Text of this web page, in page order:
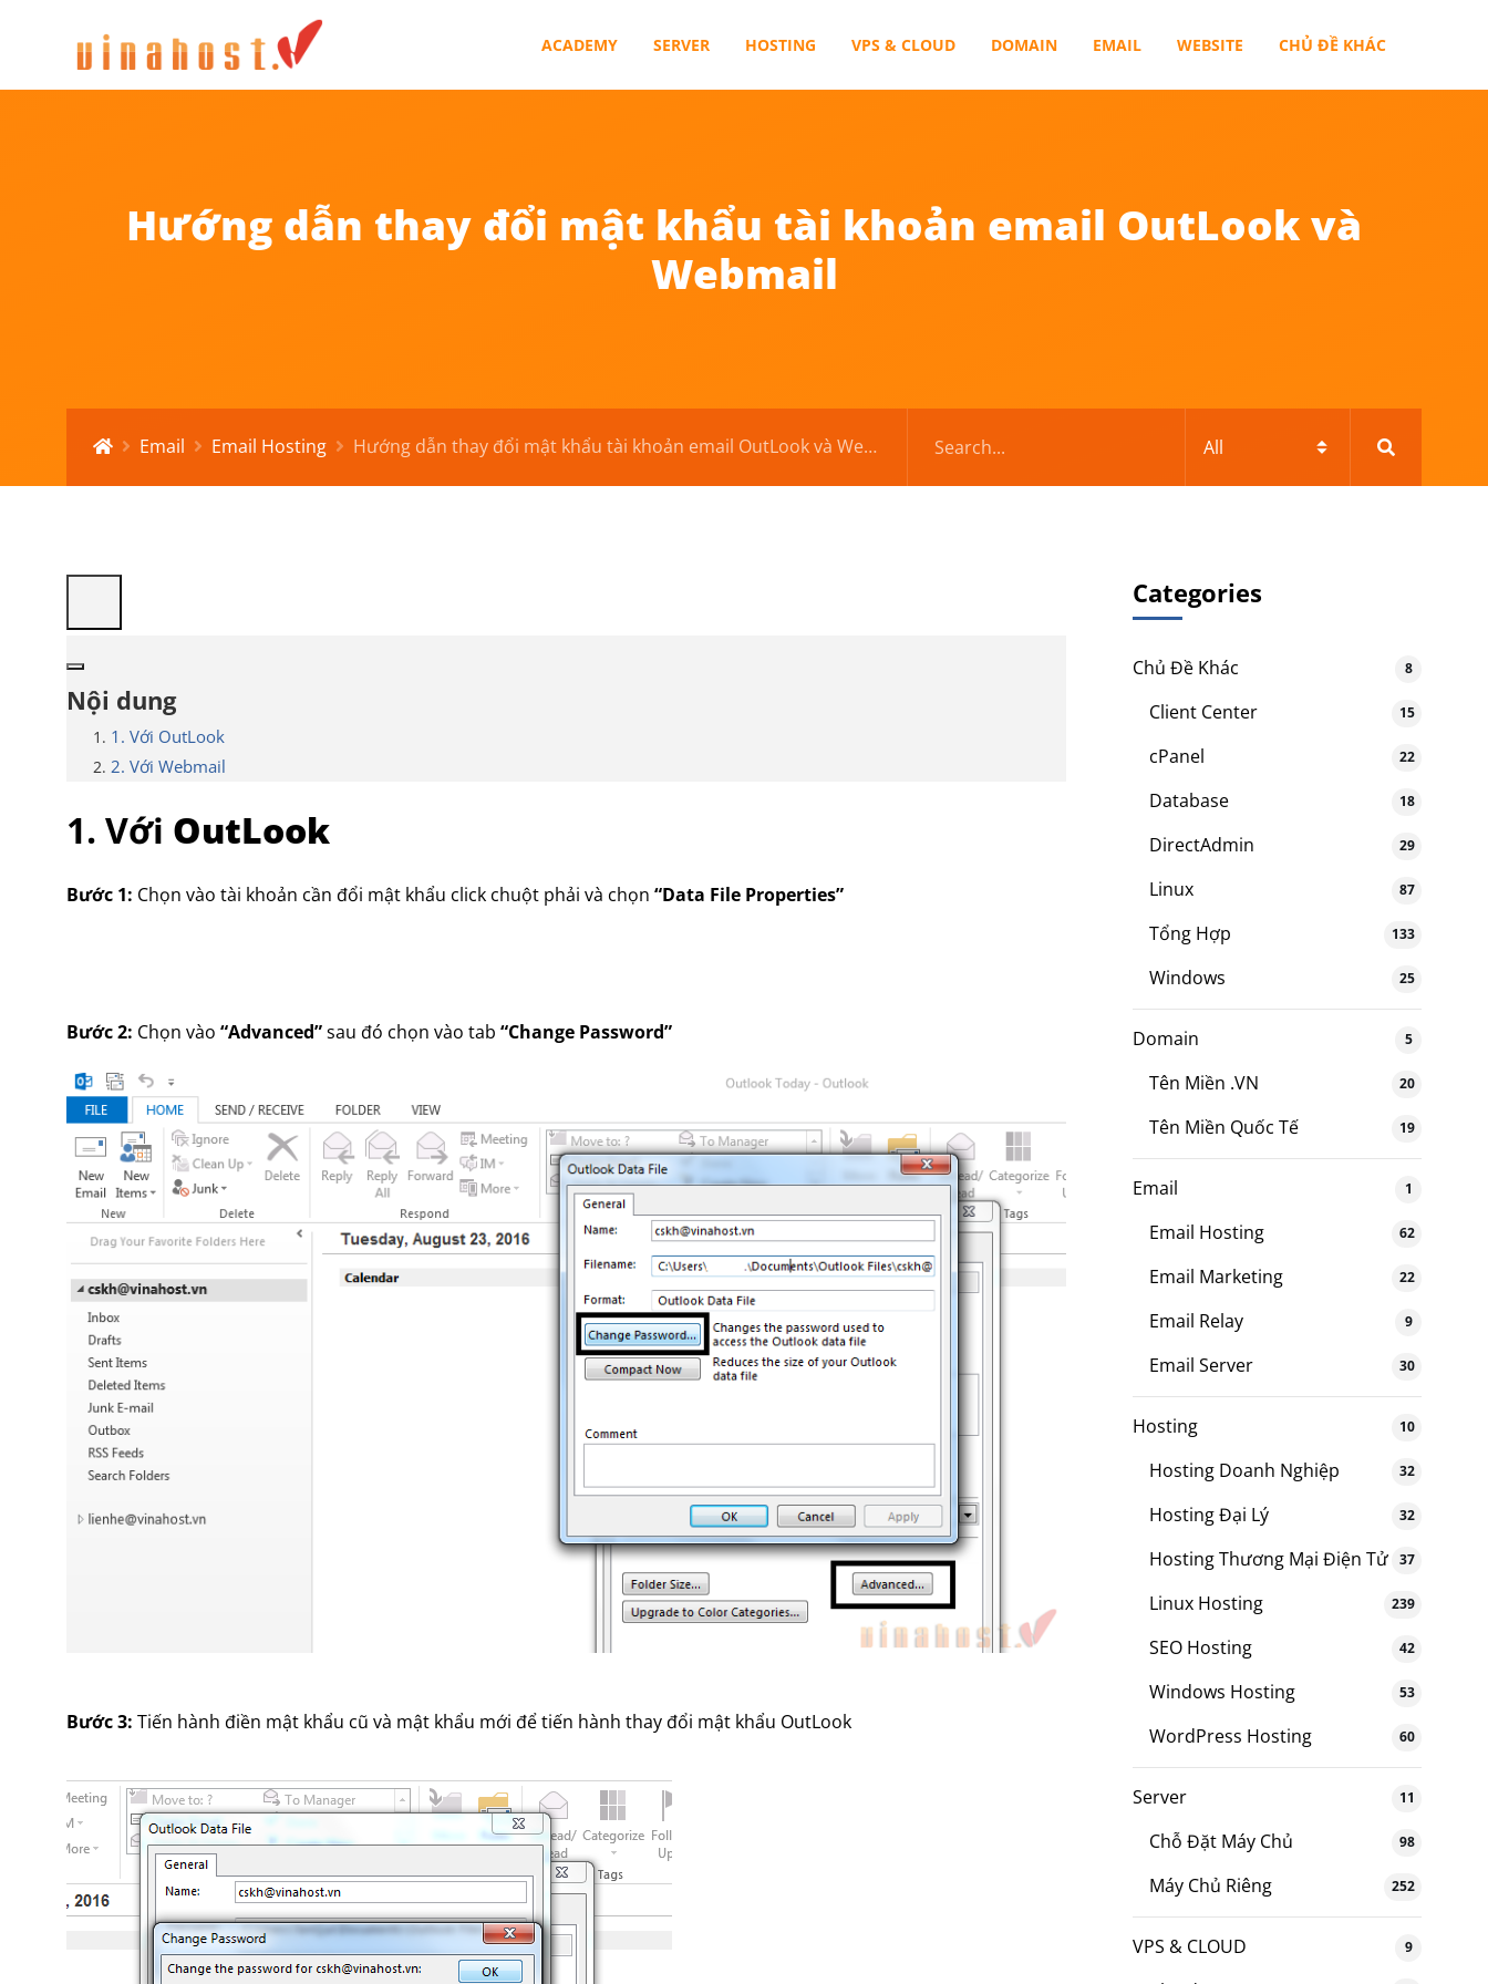
ACADEMY SERVER HOSTING VPS & CLOUD DOMAIN EMAIL WEBSITE CHỦ ĐỀ KHÁC
Hướng dẫn thay đổi mật khẩu tài khoản email OutLook và
Webmail
Email Email Hosting Hướng dẫn thay đổi mật khẩu tài khoản email OutLook và Webmail
Nội dung
1. Với OutLook
2. Với Webmail
1. Với OutLook
Bước 1: Chọn vào tài khoản cần đổi mật khẩu click chuột phải và chọn “Data File Properties”
Bước 2: Chọn vào “Advanced”sau đó chọn vào tab “Change Password”
Bước 3: Tiến hành điền mật khẩu cũ và mật khẩu mới để tiến hành thay đổi mật khẩu OutLook
Categories
Chủ Đề Khác 8
Client Center 15
cPanel 22
Database 18
DirectAdmin 29
Linux 87
Tổng Hợp 133
Windows 25
Domain 5
Tên Miền .VN 20
Tên Miền Quốc Tế 19
Email 1
Email Hosting 62
Email Marketing 22
Email Relay 9
Email Server 30
Hosting 10
Hosting Doanh Nghiệp 32
Hosting Đại Lý 32
Hosting Thương Mại Điện Tử 37
Linux Hosting 239
SEO Hosting 42
Windows Hosting 53
WordPress Hosting 60
Server 11
Chỗ Đặt Máy Chủ 98
Máy Chủ Riêng 252
VPS & CLOUD 9